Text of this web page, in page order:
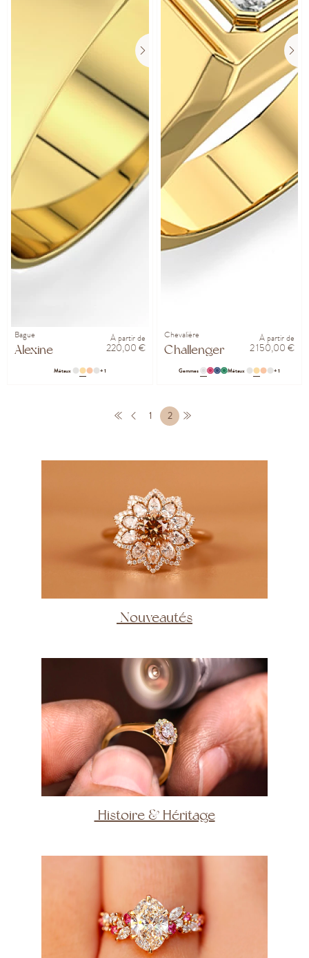
Bague
Alexine
À partir de
220,00 €
Métaux + 1
Chevalière
Challenger
À partir de
2 150,00 €
Gemmes Métaux + 1
1 2
Nouveautés
Histoire & Héritage